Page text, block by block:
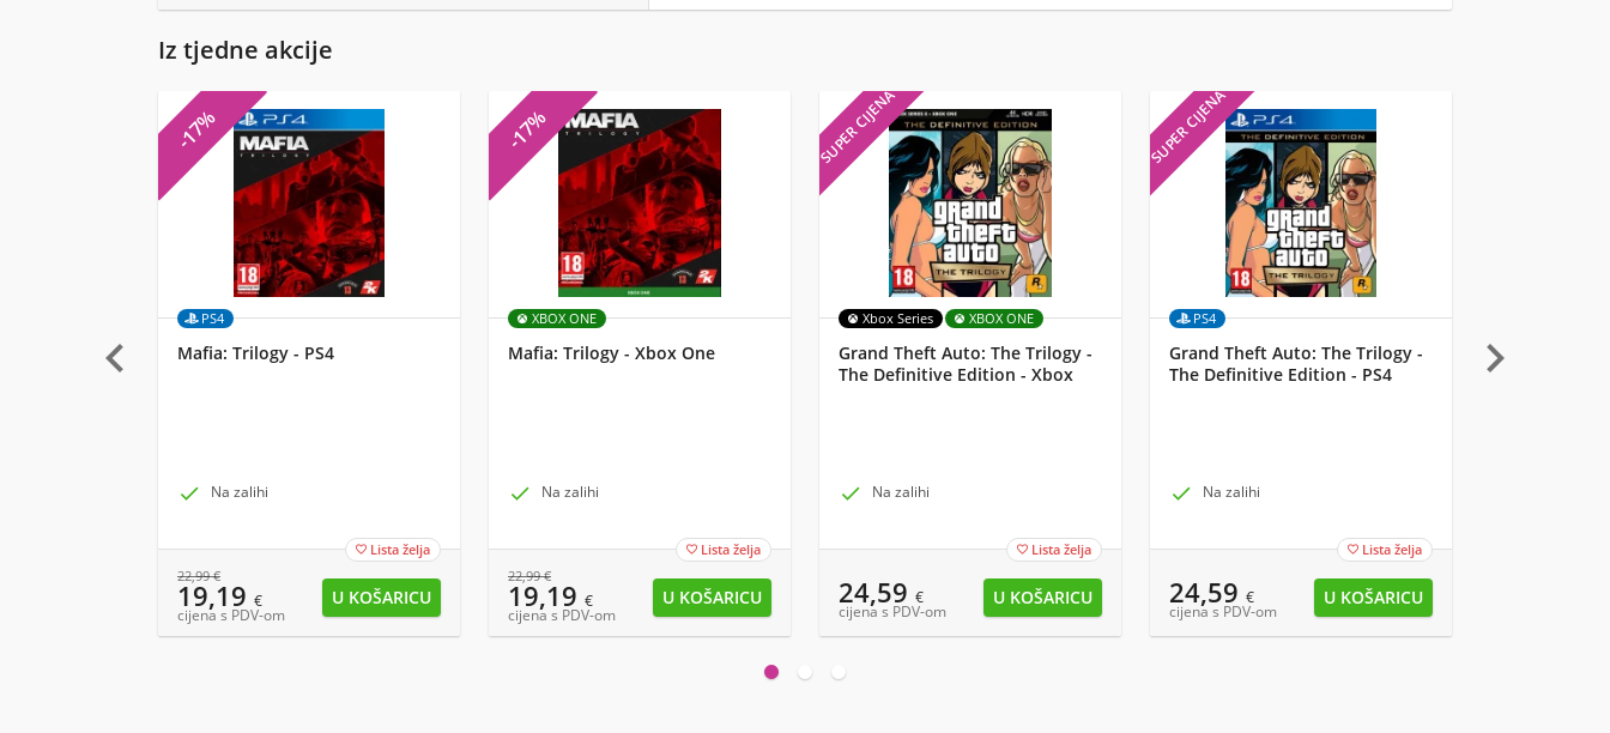
Iz tjedne akcije
-17%
PS4
Mafia: Trilogy - PS4
 Na zalihi
 Lista želja
22,99€
19,19 €
cijena s PDV-om
-17%
XBOX ONE
Mafia: Trilogy - Xbox One
 Na zalihi
 Lista želja
22,99€
19,19 €
cijena s PDV-om
SUPER CIJENA
Xbox Series XBOX ONE
Grand Theft Auto: The Trilogy -
The Definitive Edition - Xbox
 Na zalihi
 Lista želja
24,59 €
cijena s PDV-om
SUPER CIJENA
PS4
Grand Theft Auto: The Trilogy -
The Definitive Edition - PS4
 Na zalihi
 Lista želja
24,59 €
cijena s PDV-om
Funko 4-
 